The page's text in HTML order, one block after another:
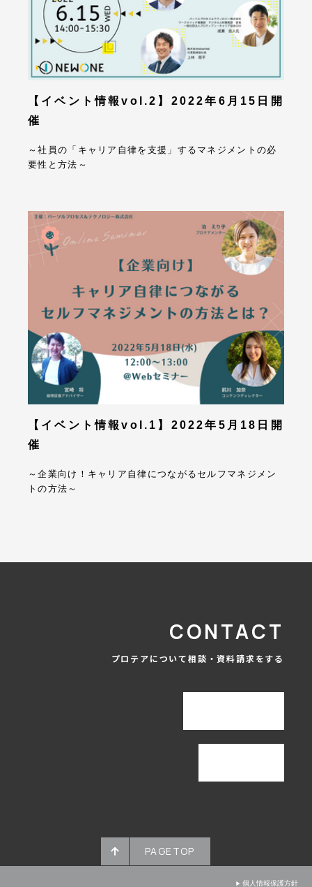
【イベント情報vol.2】2022年6月15日開
催
～社員の「キャリア自律を支援」するマネジメントの必
要性と方法～
【イベント情報vol.1】2022年5月18日開
催
～企業向け！キャリア自律につながるセルフマネジメン
トの方法～
CONTACT
プロテアについて相談・資料請求をする
PAGETOP
個人情報保護方針